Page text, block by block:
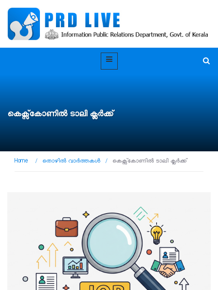
കെക്സ്കോണിൽ ടാലി ക്ലർക്ക്
Home / തൊഴിൽ വാർത്തകൾ / കെക്സ്കോണിൽ ടാലി ക്ലർക്ക്